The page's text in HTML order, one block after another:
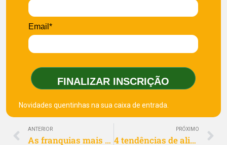
Email*
FINALIZAR INSCRIÇÃO
Novidades quentinhas na sua caixa de entrada.
ANTERIOR
As franquias mais lucrativas para ganhar dinheiro em 2024
PRÓXIMO
4 tendências de alimentação para apostar em 2024